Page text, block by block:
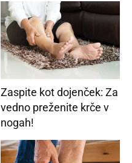
Zaspite kot dojenček: Za
vedno preženite krče v
nogah!